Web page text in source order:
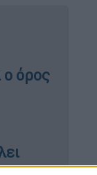
ο όρος